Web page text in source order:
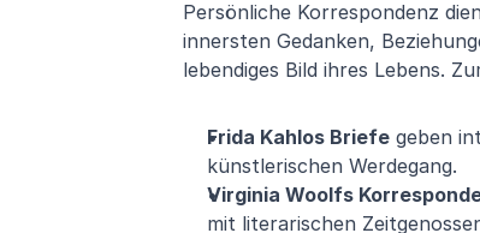
Persönliche Korrespondenz
innersten Gedanken,
lebendiges Bild ihres Lebens.
Frida Kahlos Briefe geben
künstlerischen Werdegang.
Virginia Woolfs
mit literarischen